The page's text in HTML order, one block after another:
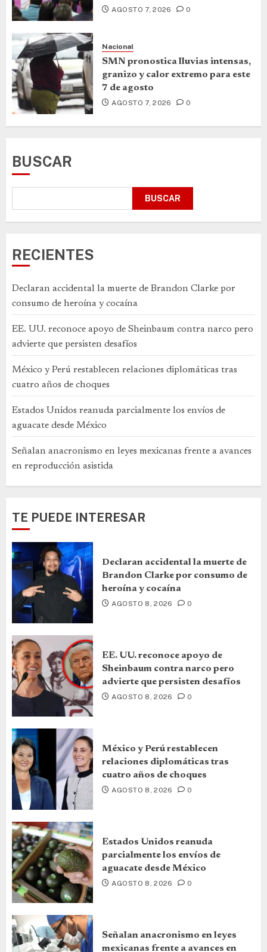
AGOSTO 7, 2026 0
Nacional
SMN pronostica lluvias intensas,
granizo y calor extremo para este
7 de agosto
AGOSTO 7, 2026 0
BUSCAR
BUSCAR
RECIENTES
Declaran accidental la muerte de Brandon Clarke por
consumo de heroína y cocaína
EE. UU. reconoce apoyo de Sheinbaum contra narco pero
advierte que persisten desafíos
México y Perú restablecen relaciones diplomáticas tras
cuatro años de choques
Estados Unidos reanuda parcialmente los envíos de
aguacate desde México
Señalan anacronismo en leyes mexicanas frente a avances
en reproducción asistida
TE PUEDE INTERESAR
Declaran accidental la muerte de
Brandon Clarke por consumo de
heroína y cocaína
AGOSTO 8, 2026 0
EE. UU. reconoce apoyo de
Sheinbaum contra narco pero
advierte que persisten desafíos
AGOSTO 8, 2026 0
México y Perú restablecen
relaciones diplomáticas tras
cuatro años de choques
AGOSTO 8, 2026 0
Estados Unidos reanuda
parcialmente los envíos de
aguacate desde México
AGOSTO 8, 2026 0
Señalan anacronismo en leyes
mexicanas frente a avances en